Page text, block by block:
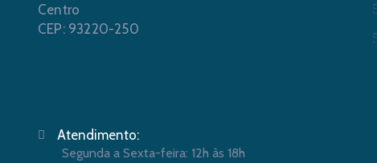
Centro
CEP: 93220-250
Atendimento:
Segunda a Sexta-feira: 12h às 18h